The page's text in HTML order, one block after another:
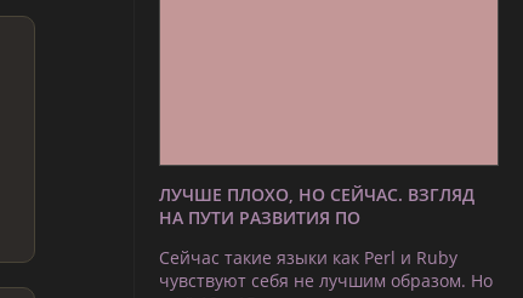
ЛУЧШЕ ПЛОХО, НО СЕЙЧАС. ВЗГЛЯД
НА ПУТИ РАЗВИТИЯ ПО
Сейчас такие языки как Perl и Ruby
чувствуют себя не лучшим образом. Но